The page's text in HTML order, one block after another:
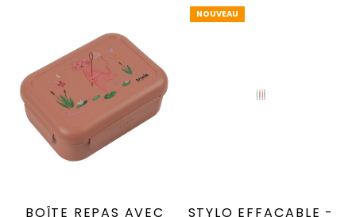
BOÎTE REPAS AVEC
NOUVEAU
STYLO EFFAÇABLE -